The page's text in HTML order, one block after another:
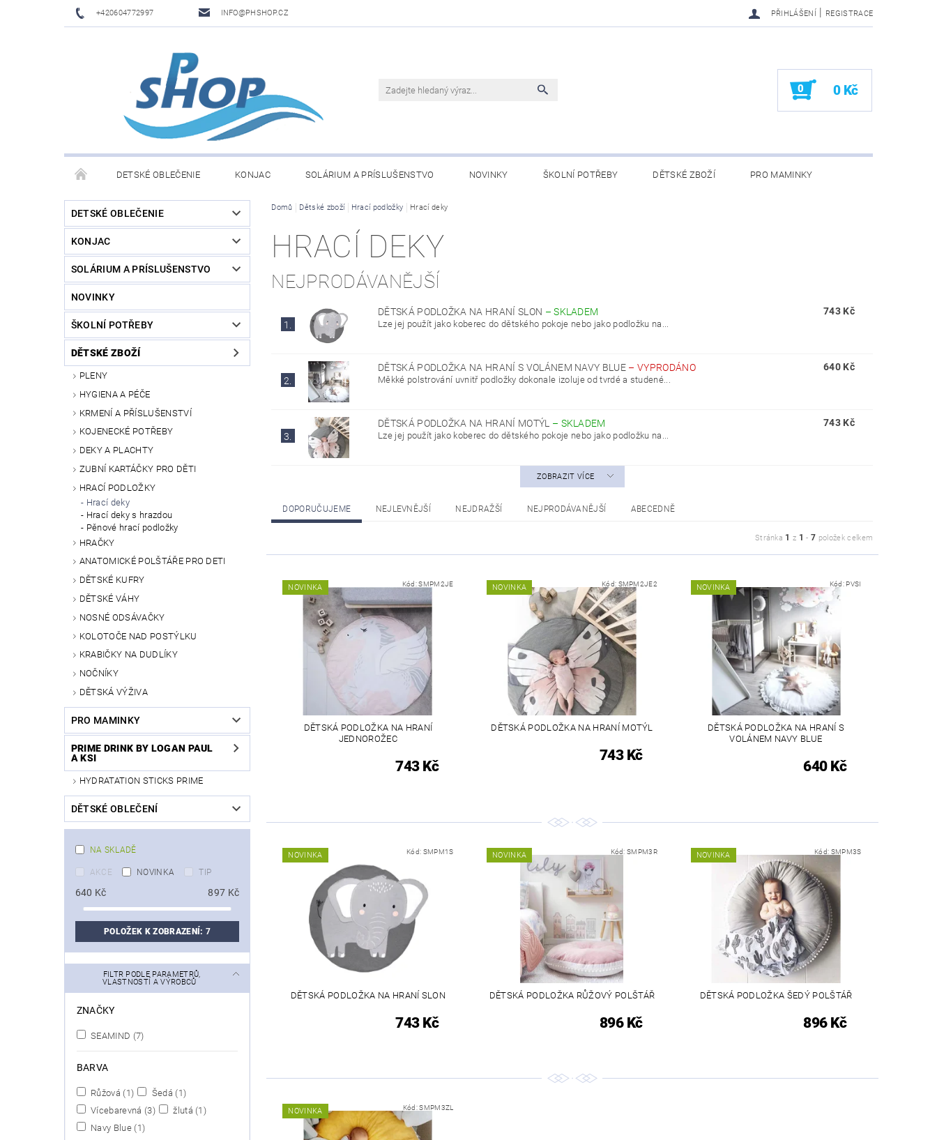
+420604772997 INFO@PHSHOP.CZ PŘIHLÁŠENÍ | REGISTRACE
0 0 Kč
DETSKÉ OBLEČENIE KONJAC SOLÁRIUM A PRÍSLUŠENSTVO NOVINKY ŠKOLNÍ POTŘEBY DĚTSKÉ ZBOŽÍ PRO MAMINKY
PRIME DRINK BY LOGAN PAUL A KSI DĚTSKÉ OBLEČENÍ KONJAC ČLÁNKY
DETSKÉ OBLEČENIE
KONJAC
SOLÁRIUM A PRÍSLUŠENSTVO
NOVINKY
ŠKOLNÍ POTŘEBY
DĚTSKÉ ZBOŽÍ
PLENY
HYGIENA A PÉČE
KRMENÍ A PŘÍSLUŠENSTVÍ
KOJENECKÉ POTŘEBY
DEKY A PLACHTY
ZUBNÍ KARTÁČKY PRO DĚTI
HRACÍ PODLOŽKY
Hrací deky
Hrací deky s hrazdou
Pěnové hrací podložky
HRAČKY
ANATOMICKÉ POLŠTÁŘE PRO DETI
DĚTSKÉ KUFRY
DĚTSKÉ VÁHY
NOSNÉ ODSÁVAČKY
KOLOTOČE NAD POSTÝLKU
KRABIČKY NA DUDLÍKY
NOČNÍKY
DĚTSKÁ VÝŽIVA
PRO MAMINKY
PRIME DRINK BY LOGAN PAUL
A KSI
HYDRATATION STICKS PRIME
DĚTSKÉ OBLEČENÍ
NA SKLADĚ
AKCE NOVINKA TIP
640 Kč 897 Kč
POLOŽEK K ZOBRAZENÍ: 7
FILTR PODLE PARAMETRŮ,
VLASTNOSTÍ A VÝROBCŮ
ZNAČKY
SEAMIND (7)
BARVA
Růžová (1) Šedá (1)
Vícebarevná (3) žlutá (1)
Navy Blue (1)
Domů Dětské zboží Hrací podložky Hrací deky
HRACÍ DEKY
NEJPRODÁVANĚJŠÍ
1.
DĚTSKÁ PODLOŽKA NA HRANÍ SLON –SKLADEM
Lze jej použít jako koberec do dětského pokoje nebo jako podložku na...
743 Kč
2.
DĚTSKÁ PODLOŽKA NA HRANÍ S VOLÁNEM NAVY BLUE – VYPRODÁNO
Měkké polstrování uvnitř podložky dokonale izoluje od tvrdé a studené...
640 Kč
3.
DĚTSKÁ PODLOŽKA NA HRANÍ MOTÝL – SKLADEM
Lze jej použít jako koberec do dětského pokoje nebo jako podložku na...
743 Kč
ZOBRAZIT VÍCE
DOPORUČUJEME NEJLEVNĚJŠÍ NEJDRAŽŠÍ NEJPRODÁVANĚJŠÍ ABECEDNĚ
Stránka 1 z 1 -7 položek celkem
NOVINKA Kód:SMPM2JE
DĚTSKÁ PODLOŽKA NA HRANÍ
JEDNOROŽEC
743 Kč
NOVINKA Kód: SMPM2JE2
DĚTSKÁ PODLOŽKA NA HRANÍ MOTÝL
743 Kč
NOVINKA Kód: PVSI
DĚTSKÁ PODLOŽKA NA HRANÍ S
VOLÁNEM NAVY BLUE
640 Kč
NOVINKA Kód: SMPM1S
DĚTSKÁ PODLOŽKA NA HRANÍ SLON
743 Kč
NOVINKA Kód:SMPM3R
DĚTSKÁ PODLOŽKA RŮŽOVÝ POLŠTÁŘ
896 Kč
NOVINKA Kód: SMPM3S
DĚTSKÁ PODLOŽKA ŠEDÝ POLŠTÁŘ
896 Kč
NOVINKA Kód:SMPM3ZL